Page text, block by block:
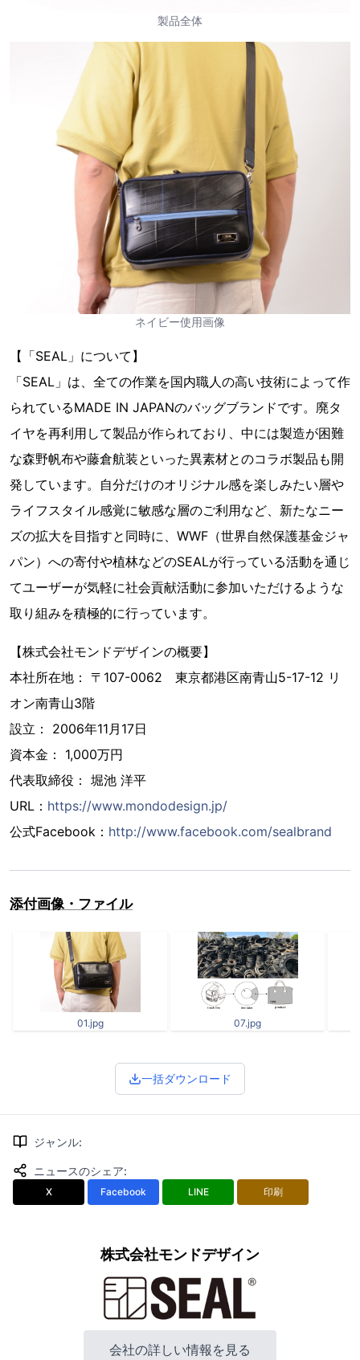
製品全体
ネイビー使用画像
【「SEAL」について】
「SEAL」は、全ての作業を国内職人の高い技術によって作
られているMADE IN JAPANのバッグブランドです。廃タ
イヤを再利用して製品が作られており、中には製造が困難
な森野帆布や藤倉航装といった異素材とのコラボ製品も開
発しています。自分だけのオリジナル感を楽しみたい層や
ライフスタイル感覚に敏感な層のご利用など、新たなニー
ズの拡大を目指すと同時に、WWF（世界自然保護基金ジャ
パン）への寄付や植林などのSEALが行っている活動を通じ
てユーザーが気軽に社会貢献活動に参加いただけるような
取り組みを積極的に行っています。
【株式会社モンドデザインの概要】
本社所在地： 〒107-0062 東京都港区南青山5-17-12 リ
オン南青山3階
設立： 2006年11月17日
資本金： 1,000万円
代表取締役： 堀池 洋平
URL： https://www.mondodesign.jp/
公式Facebook： http://www.facebook.com/sealbrand
添付画像・ファイル
01.jpg 07.jpg
一括ダウンロード
ジャンル:
ニュースのシェア:
X Facebook LINE 印刷
株式会社モンドデザイン
会社の詳しい情報を見る